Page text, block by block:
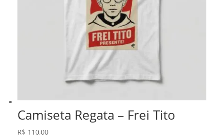
Camiseta Regata – Frei Tito
R$ 110,00